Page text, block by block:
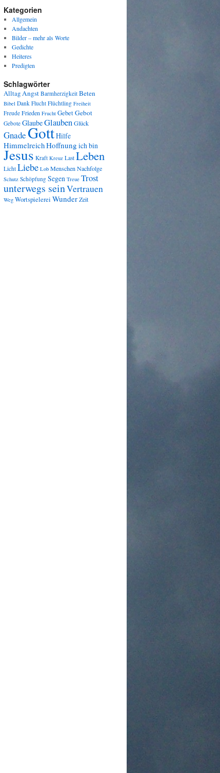
Kategorien
Allgemein
Andachten
Bilder – mehr als Worte
Gedichte
Heiteres
Predigten
Schlagwörter
AlltagAngst Barmherzigkeit Beten
Bibel Dank Flucht Flüchtling Freiheit
Freude Frieden Frucht GebetGebot
Gebote GlaubeGlaubenGlück
GnadeGottHilfe
HimmelreichHoffnung ich bin
Jesus Kraft Kreuz Last Leben
Licht Liebe Lob MenschenNachfolge
Schutz Schöpfung Segen Treue Trost
unterwegs seinVertrauen
Weg Wortspielerei WunderZeit